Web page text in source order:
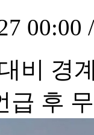
00:00
비 경
급 후